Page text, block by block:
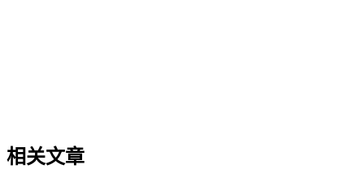
相关文章